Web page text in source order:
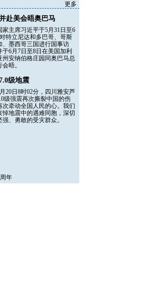
更多
赴美会晤奥巴马
家主席习近平于5月31日至6
特立尼达和多巴哥、哥斯
、墨西哥三国进行国事访
于6月7日至8日在美国加利
州安纳伯格庄园同奥巴马总
晤。
级地震
20日8时02分，四川雅安芦
级强震再次撕裂中国的伤
次牵动全国人民的心。我们
悼地震中的遇难同胞，深切
强、勇敢的受灾群众。
年